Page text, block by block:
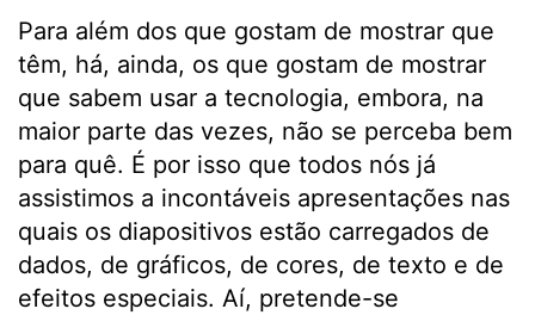
Para além dos que gostam de mostrar que
têm, há, ainda, os que gostam de mostrar
que sabem usar a tecnologia, embora, na
maior parte das vezes, não se perceba bem
para quê. É por isso que todos nós já
assistimos a incontáveis apresentações nas
quais os diapositivos estão carregados de
dados, de gráficos, de cores, de texto e de
efeitos especiais. Aí, pretende-se